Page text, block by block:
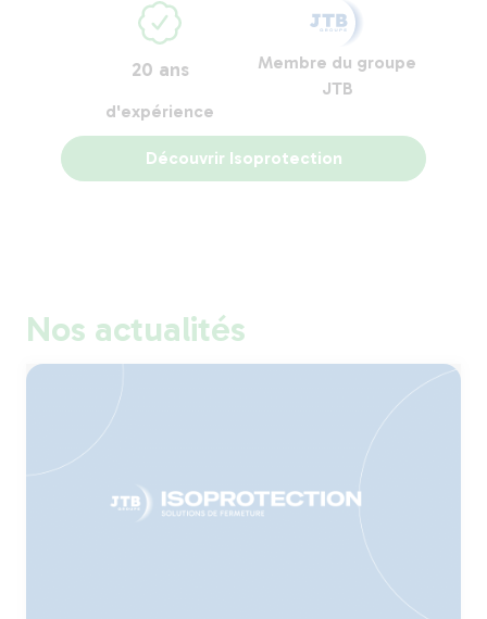
20 ans
d'expérience
Membre du groupe
JTB
Découvrir Isoprotection
Nos actualités